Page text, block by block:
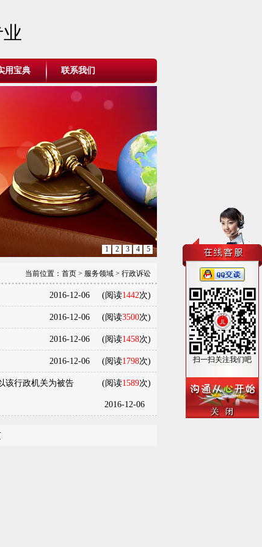
用宝典 联系我们
1 2 3 4 5
当前位置： 首页 > 服务领域 > 行政诉讼
(阅读1442次)
2016-12-06
(阅读3500次)
2016-12-06
(阅读1458次)
2016-12-06
(阅读1798次)
2016-12-06
该行政机关为被告 (阅读1589次)
2016-12-06
扫一扫关注我们吧